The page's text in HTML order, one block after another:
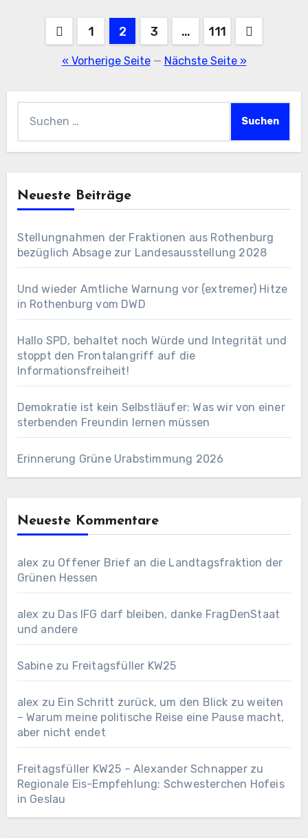
Seitennummerierung
1 2 3 … 111
« Vorherige Seite— Nächste Seite »
Neueste Beiträge
Stellungnahmen der Fraktionen aus Rothenburg
bezüglich Absage zur Landesausstellung 2028
Und wieder Amtliche Warnung vor (extremer) Hitze
in Rothenburg vom DWD
Hallo SPD, behaltet noch Würde und Integrität und
stoppt den Frontalangriff auf die
Informationsfreiheit!
Demokratie ist kein Selbstläufer: Was wir von einer
sterbenden Freundin lernen müssen
Erinnerung Grüne Urabstimmung 2026
Neueste Kommentare
alex zu Offener Brief an die Landtagsfraktion der
Grünen Hessen
alex zu Das IFG darf bleiben, danke FragDenStaat
und andere
Sabinezu Freitagsfüller KW25
alex zu Ein Schritt zurück, um den Blick zu weiten
– Warum meine politische Reise eine Pause macht,
aber nicht endet
Freitagsfüller KW25 – Alexander Schnapperzu
Regionale Eis-Empfehlung: Schwesterchen Hofeis
in Geslau